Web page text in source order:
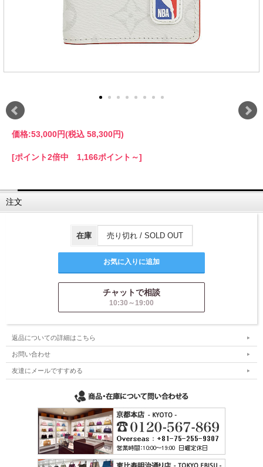
価格:53,000円(税込 58,300円)
[ポイント2倍中 1,166ポイント～]
注文
在庫 売り切れ / SOLD OUT
チャットで相談
10:30～19:00
返品についての詳細はこちら
お問い合わせ
友達にメールですすめる